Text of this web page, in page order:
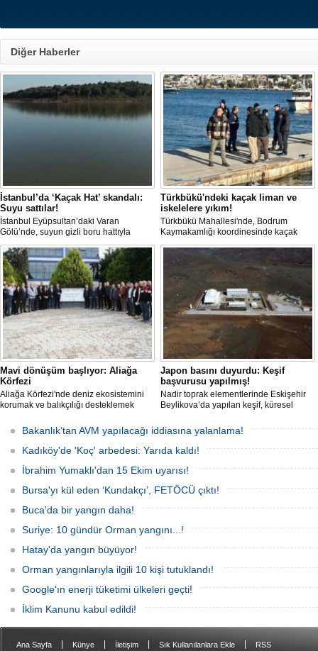
Diğer Haberler
İstanbul’da ‘Kaçak Hat’ skandalı:
Suyu sattılar!
İstanbul Eyüpsultan’daki Varan
Gölü’nde, suyun gizli boru hattıyla
çekilip tankerlere aktarıldığı öne
sürüldü. Hattın izini süren vatandaşlar,
yaklaşık 3 kilometrelik kaçak düzenek
kurulduğunu iddia etti.
Türkbükü'ndeki kaçak liman ve
iskelelere yıkım!
Türkbükü Mahallesi'nde, Bodrum
Kaymakamlığı koordinesinde kaçak
liman ve iskelelere yönelik yıkım
çalışması başlatıldı.
Mavi dönüşüm başlıyor: Aliağa
Körfezi
Aliağa Körfezi'nde deniz ekosistemini
korumak ve balıkçılığı desteklemek
Japon basını duyurdu: Keşif
başvurusu yapılmış!
Nadir toprak elementlerinde Eskişehir
Beylikova’da yapılan keşif, küresel
yeni bir hamle geldi.
Bakanlık’tan AVM yapılacağı iddiasına yalanlama!
Kadıköy'de 'Koç' arbedesi: Yarıda kaldı!
İbrahim Yumaklı'dan 15 Ekim uyarısı!
Bursa'yı kül eden ‘Kundakçı’, FETÖCÜ çıktı!
Buca'da bir yangın daha!
Suriye: 10 gündür Orman yangını...!
Hatay'da yangın büyüyor!
Orman yangınlarıyla ilgili 10 kişi tutuklandı!
Google'ın enerji tüketimi ülkeleri geçti!
İklim Kanunu kabul edildi!
Ana Sayfa Künye İletişim Sık Kullanılanlara Ekle RSS